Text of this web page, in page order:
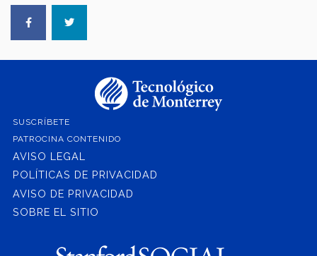
SUSCRÍBETE
PATROCINA CONTENIDO
AVISO LEGAL
POLÍTICAS DE PRIVACIDAD
AVISO DE PRIVACIDAD
SOBRE EL SITIO